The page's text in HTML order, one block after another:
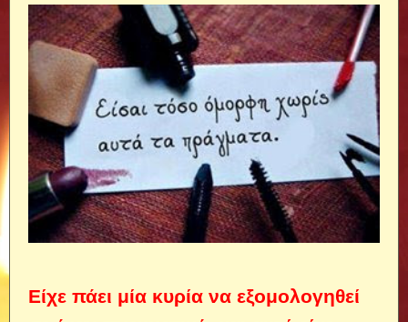
Είχε πάει μία κυρία να εξομολογηθεί